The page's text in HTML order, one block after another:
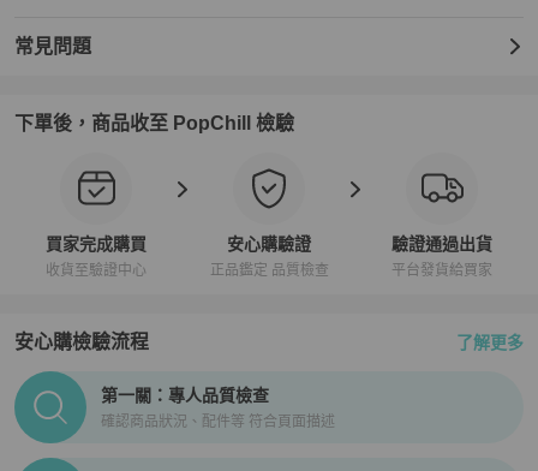
常見問題
下單後，商品收至 PopChill 檢驗
買家完成購買
收貨至驗證中心
安心購驗證
正品鑑定 品質檢查
驗證通過出貨
平台發貨給買家
安心購檢驗流程 了解更多
PopChill拍拍圈正品驗證、安心購檢驗流程介紹
第一關：專人品質檢查
確認商品狀況、配件等 符合頁面描述